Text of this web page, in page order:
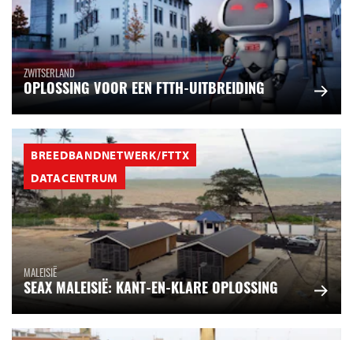
ZWITSERLAND
OPLOSSING VOOR EEN FTTH-UITBREIDING
BREEDBANDNETWERK/FTTX
DATACENTRUM
MALEISIË
SEAX MALEISIË: KANT-EN-KLARE OPLOSSING